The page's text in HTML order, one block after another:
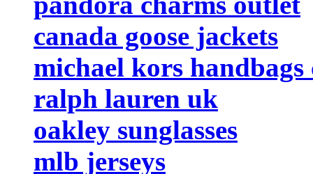
canada goose jackets
michael kors handbags
ralph lauren uk
oakley sunglasses
mlb jerseys